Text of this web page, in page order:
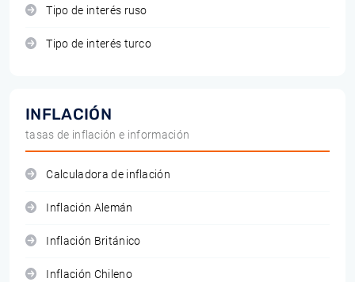
Tipo de interés ruso
Tipo de interés turco
INFLACIÓN
tasas de inflación e información
Calculadora de inflación
Inflación Alemán
Inflación Británico
Inflación Chileno